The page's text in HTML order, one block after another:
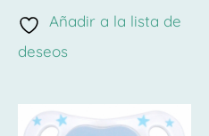
de
5
Añadir a la lista de
deseos